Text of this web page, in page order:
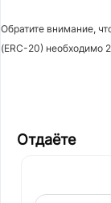
Обратите внимание,
(ERC-20) необходимо
Отдаёте